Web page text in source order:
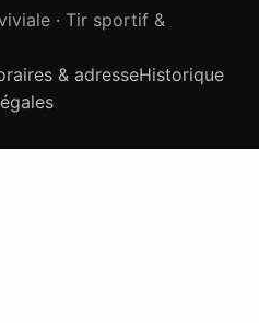
· Tir sportif &
& adresseHistorique